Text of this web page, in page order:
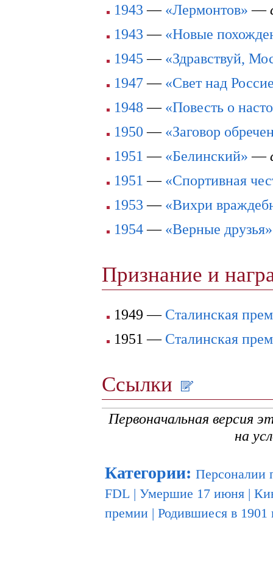
1943 — «Лермонтов» —
1943 — «Новые
1945 — «Здравствуй,
1947— «Свет над
1948 — «Повесть о
1950 — «Заговор
1951 — «Белинский» —
1951 — «Спортивная
1953 — «Вихри
1954— «Верные друзья»
Признание и
1949 — Сталинская
1951 — Сталинская
Ссылки
Первоначальная версия
на
Категории: Персоналии
FDL | Умершие 17 июня |
премии | Родившиеся в 1901